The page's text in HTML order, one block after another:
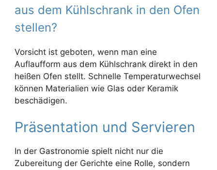
aus dem Kühlschrank in den Ofen
stellen?
Vorsicht ist geboten, wenn man eine
Auflaufform aus dem Kühlschrank direkt in den
heißen Ofen stellt. Schnelle Temperaturwechsel
können Materialien wie Glas oder Keramik
beschädigen.
Präsentation und Servieren
In der Gastronomie spielt nicht nur die
Zubereitung der Gerichte eine Rolle, sondern